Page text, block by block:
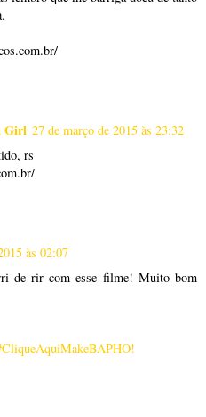
Girl 27 de março de 2015 às 23:32
rs
às 02:07
de rir com esse filme! Muito bom